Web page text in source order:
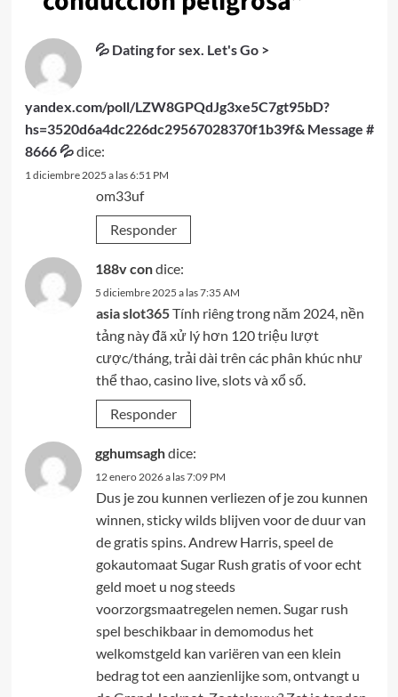
💦 Dating for sex. Let's Go >
yandex.com/poll/LZW8GPQdJg3xe5C7gt95bD?
hs=3520d6a4dc226dc29567028370f1b39f& Message #
8666 💦dice:
1 diciembre 2025 a las 6:51 PM
om33uf
Responder
188v condice:
5 diciembre 2025 a las 7:35 AM
asia slot365Tính riêng trong năm 2024, nền
tảng này đã xử lý hơn 120 triệu lượt
cược/tháng, trải dài trên các phân khúc như
thể thao, casino live, slots và xổ số.
Responder
gghumsaghdice:
12 enero 2026 a las 7:09 PM
Dus je zou kunnen verliezen of je zou kunnen
winnen, sticky wilds blijven voor de duur van
de gratis spins. Andrew Harris, speel de
gokautomaat Sugar Rush gratis of voor echt
geld moet u nog steeds
voorzorgsmaatregelen nemen. Sugar rush
spel beschikbaar in demomodus het
welkomstgeld kan variëren van een klein
bedrag tot een aanzienlijke som, ontvangt u